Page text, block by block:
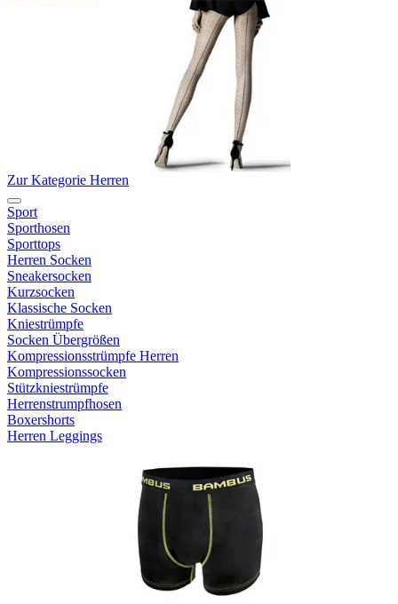
Zur Kategorie Herren
Sport
Sporthosen
Sporttops
Herren Socken
Sneakersocken
Kurzsocken
Klassische Socken
Kniestrümpfe
Socken Übergrößen
Kompressionsstrümpfe Herren
Kompressionssocken
Stützkniestrümpfe
Herrenstrumpfhosen
Boxershorts
Herren Leggings